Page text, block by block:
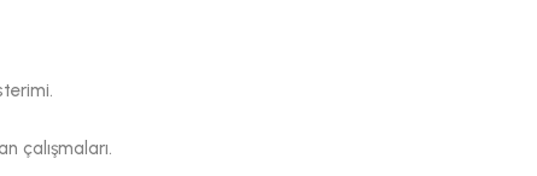
çalışmaları.